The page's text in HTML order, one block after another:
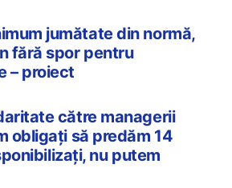
jumătate din normă,
fără spor pentru
– proiect
către managerii
obligați să predăm 14
nu putem